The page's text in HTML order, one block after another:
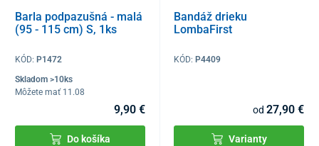
Barla podpazušná - malá
(95 - 115 cm) S, 1ks
KÓD: P1472
Skladom >10ks
Môžete mať 11.08
9,90 €
Do košíka
Bandáž drieku
LombaFirst
KÓD: P4409
od 27,90 €
Varianty